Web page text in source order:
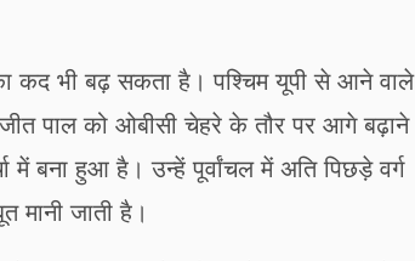
कद भी बढ़ सकता है। पश्चिम यूपी से आने वाले
पाल को ओबीसी चेहरे के तौर पर आगे बढ़ाने
में बना हुआ है। उन्हें पूर्वांचल में अति पिछड़े वर्ग
जाती है।